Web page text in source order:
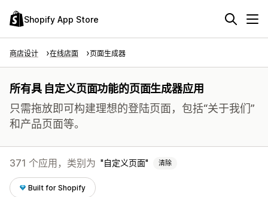
Shopify App Store
商店设计 在线店面 页面生成器
所有具 自定义页面功能的页面生成器应用
只需拖放即可构建理想的登陆页面，包括“关于我们”
和产品页面等。
371 个应用，类别为 自定义页面 清除
Built for Shopify